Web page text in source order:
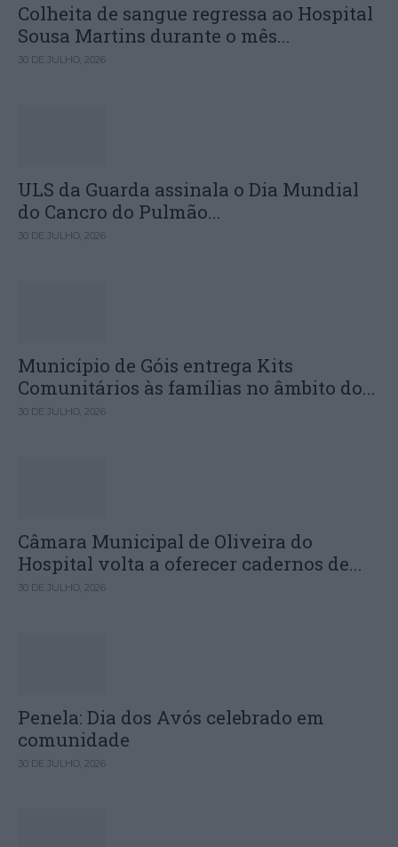
Colheita de sangue regressa ao Hospital
Sousa Martins durante o mês...
30 DE JULHO, 2026
ULS da Guarda assinala o Dia Mundial
do Cancro do Pulmão...
30 DE JULHO, 2026
Município de Góis entrega Kits
Comunitários às famílias no âmbito do...
30 DE JULHO, 2026
Câmara Municipal de Oliveira do
Hospital volta a oferecer cadernos de...
30 DE JULHO, 2026
Penela: Dia dos Avós celebrado em
comunidade
30 DE JULHO, 2026